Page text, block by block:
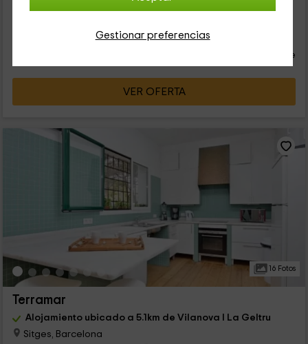
Gestionar preferencias
persona y noche
VER OFERTA
16 Fotos
Terramar
Alojamiento ubicado a 5.1km de Vilanova I La Geltru
Sitges, Barcelona